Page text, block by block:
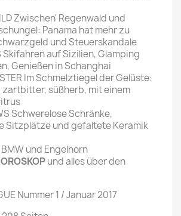
Zwischen' Regenwald und
Panama hat mehr zu
und Steuerskandale
Skifahren auf Sizilien, Glamping
Genießen in Schanghai
Im Schmelztiegel der Gelüste:
zartbitter, süßherb, mit einem
Schwerelose Schränke,
Sitzplätze und gefaltete Keramik
BMW und Engelhorn
und alles über den
Nummer 1 / Januar 2017